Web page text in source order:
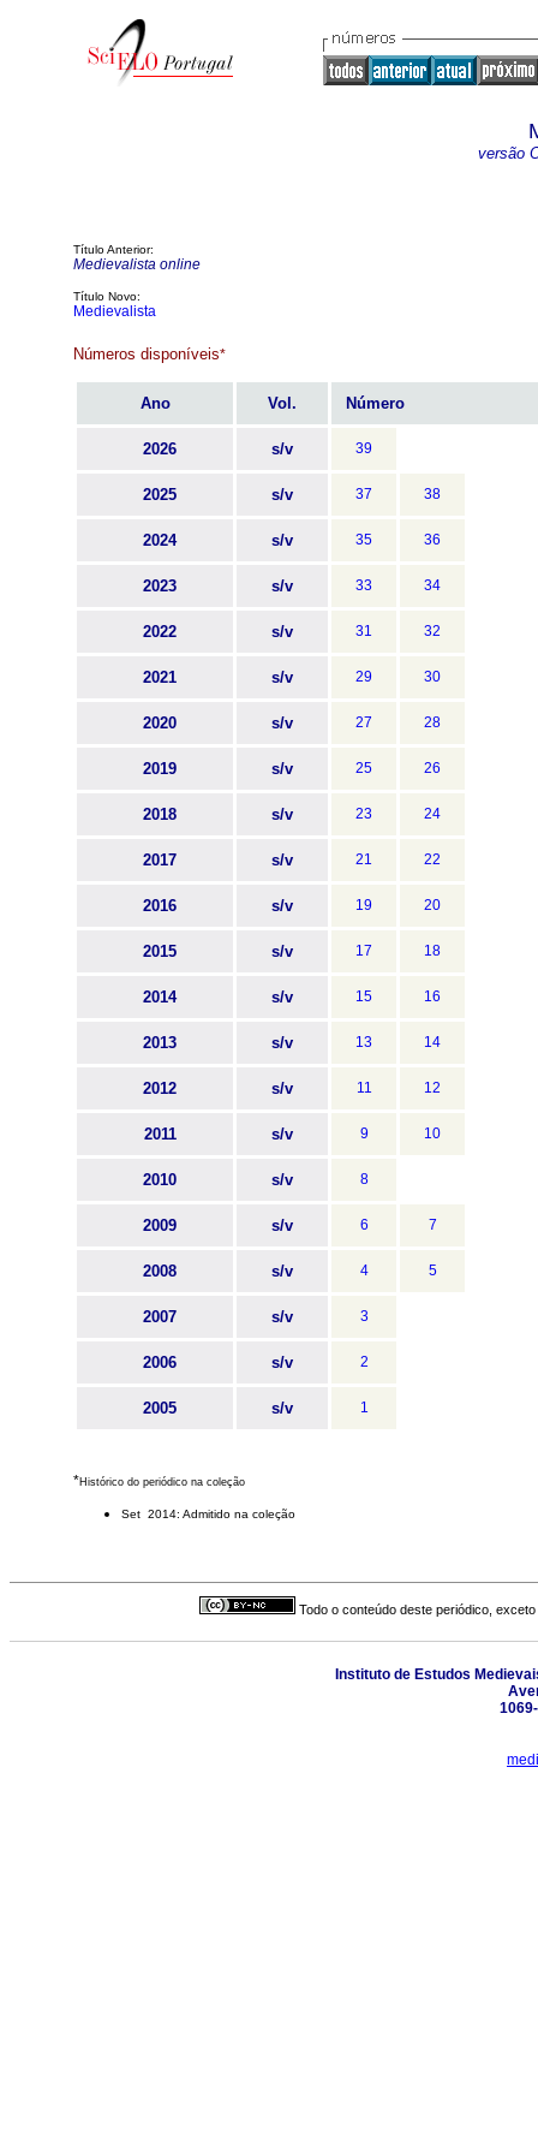
versão
Título Anterior:
Medievalista online
Título Novo:
Medievalista
Números disponíveis*
Ano Vol. Número
2026 s/v 39
2025 s/v 37 38
2024 s/v 35 36
2023 s/v 33 34
2022 s/v 31 32
2021 s/v 29 30
2020 s/v 27 28
2019 s/v 25 26
2018 s/v 23 24
2017 s/v 21 22
2016 s/v 19 20
2015 s/v 17 18
2014 s/v 15 16
2013 s/v 13 14
2012 s/v 11 12
2011 s/v 9 10
2010 s/v 8
2009 s/v 6 7
2008 s/v 4 5
2007 s/v 3
2006 s/v 2
2005 s/v 1
*Histórico do periódico na coleção
Set 2014: Admitido na coleção
Todo o conteúdo deste periódico,
Instituto de Estudos